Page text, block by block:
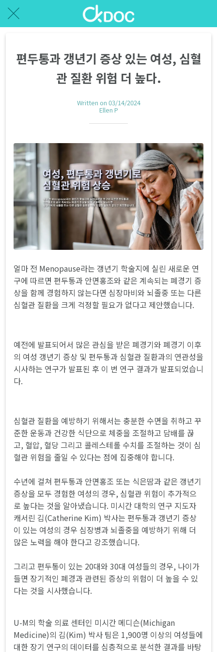
편두통과 갱년기 증상 있는 여성, 심혈
관 질환 위험 더 높다.
Written on 03/14/2024
Ellen P
얼마 전 Menopause라는 갱년기 학술지에 실린 새로운 연
구에 따르면 편두통과 안면홍조와 같은 계속되는 폐경기 증
상을 함께 경험하지 않는다면 심장마비와 뇌졸중 또는 다른
심혈관 질환을 크게 걱정할 필요가 없다고 제안했습니다.
예전에 발표되어서 많은 관심을 받은 폐경기와 폐경기 이후
의 여성 갱년기 증상 및 편두통과 심혈관 질환과의 연관성을
시사하는 연구가 발표된 후 이 번 연구 결과가 발표되었습니
다.
심혈관 질환을 예방하기 위해서는 충분한 수면을 취하고 꾸
준한 운동과 건강한 식단으로 체중을 조절하고 담배를 끊
고, 혈압, 혈당 그리고 콜레스테롤 수치를 조절하는 것이 심
혈관 위험을 줄일 수 있다는 점에 집중해야 합니다.
수년에 걸쳐 편두통과 안면홍조 또는 식은땀과 같은 갱년기
증상을 모두 경험한 여성의 경우, 심혈관 위험이 추가적으
로 높다는 것을 알아냈습니다. 미시간 대학의 연구 지도자
캐서린 김(Catherine Kim) 박사는 편두통과 갱년기 증상
이 있는 여성의 경우 심장병과 뇌졸중을 예방하기 위해 더
많은 노력을 해야 한다고 강조했습니다.
그리고 편두통이 있는 20대와 30대 여성들의 경우, 나이가
들면 장기적인 폐경과 관련된 증상의 위험이 더 높을 수 있
다는 것을 시사했습니다.
U-M의 학술 의료 센터인 미시간 메디슨(Michigan
Medicine)의 김(Kim) 박사 팀은 1,900명 이상의 여성들에
대한 장기 연구의 데이터를 심층적으로 분석한 결과를 바탕